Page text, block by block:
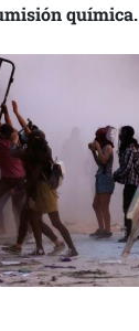
química.